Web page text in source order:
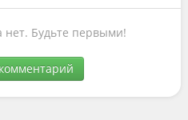
нет. Будьте первыми!